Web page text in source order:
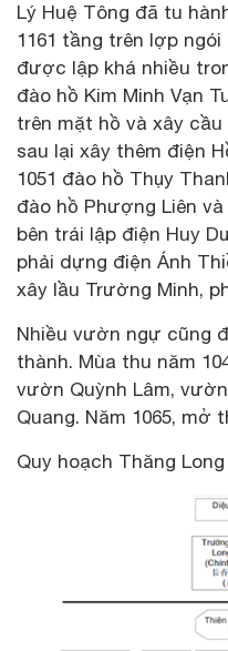
Lý Huệ Tông đã tu
1161 tầng trên lợp
được lập khá nhiều
đào hồ Kim Minh Vạn
trên mặt hồ và xây
sau lại xây thêm điện
1051 đào hồ Thụy
đào hồ Phượng Liên
bên trái lập điện Huy
phải dựng điện Ánh
xây lầu Trường Minh,
Nhiều vườn ngự cũng
thành. Mùa thu năm
vườn Quỳnh Lâm,
Quang. Năm 1065, mở
Quy hoạch Thăng